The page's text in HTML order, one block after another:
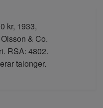
kr, 1933,
& Co.
RSA: 4802.
talonger.